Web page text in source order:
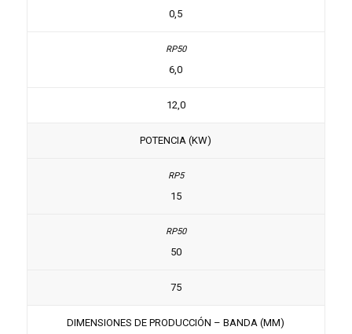
0,5
6,0
12,0
POTENCIA (KW)
15
50
75
DIMENSIONES DE PRODUCCIÓN – BANDA (MM)